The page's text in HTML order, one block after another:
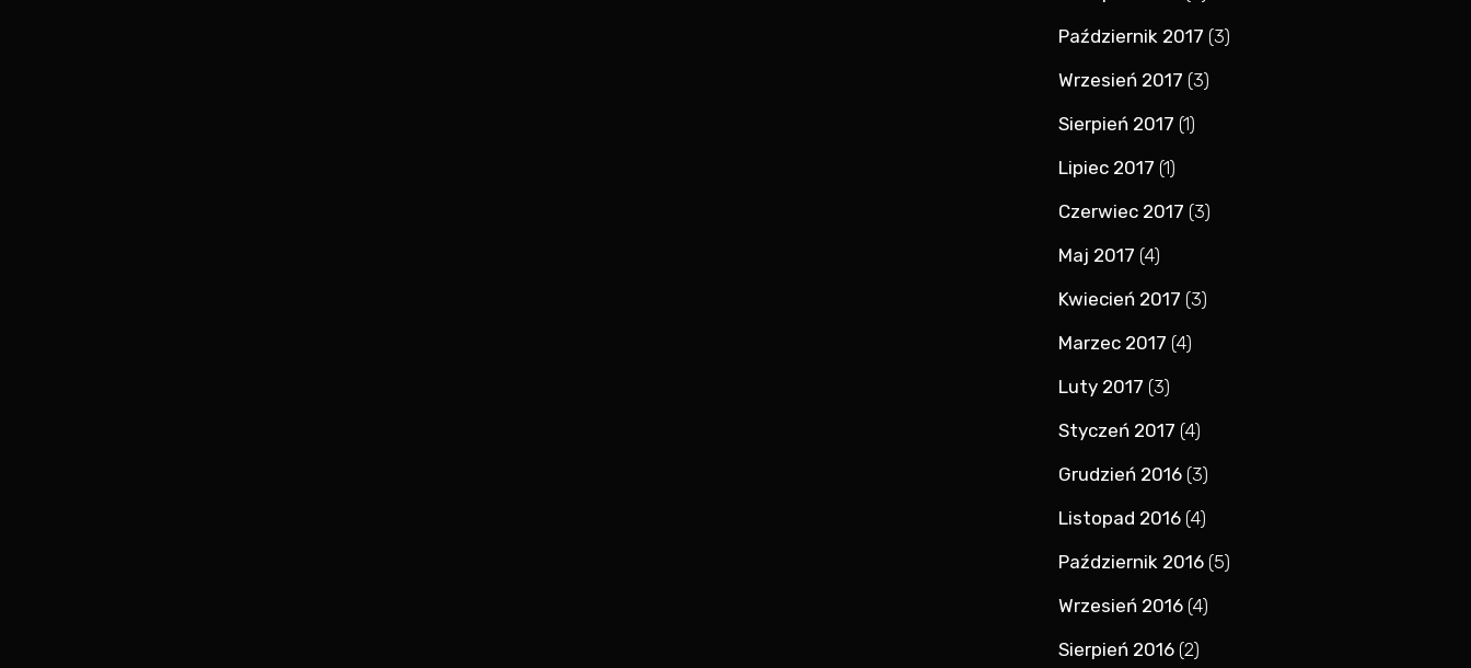
Październik 2017 (3)
Wrzesień 2017 (3)
Sierpień 2017 (1)
Lipiec 2017 (1)
Czerwiec 2017 (3)
Maj 2017 (4)
Kwiecień 2017 (3)
Marzec 2017 (4)
Luty 2017 (3)
Styczeń 2017 (4)
Grudzień 2016 (3)
Listopad 2016 (4)
Październik 2016 (5)
Wrzesień 2016 (4)
Sierpień 2016 (2)